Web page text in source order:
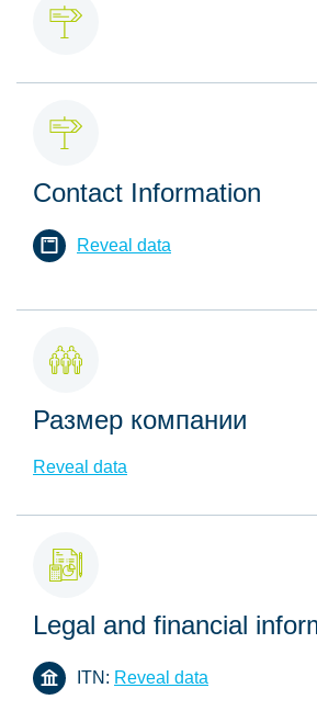
Contact Information
Reveal data
Размер компании
Reveal data
Legal and financial
ITN: Reveal data